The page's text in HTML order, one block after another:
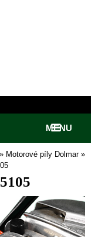
MENU
Motorové píly Dolmar»